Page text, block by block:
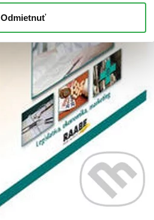
Odmietnuť